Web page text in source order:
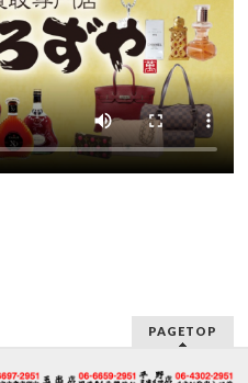
PAGETOP